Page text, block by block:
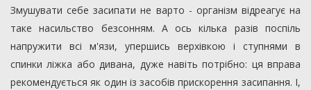
Змушувати себе засипати не варто - організм відреагує на
таке насильство безсонням. А ось кілька разів поспіль
напружити всі м'язи, упершись верхівкою і ступнями в
спинки ліжка або дивана, дуже навіть потрібно: ця вправа
рекомендується як один із засобів прискорення засипання. І,